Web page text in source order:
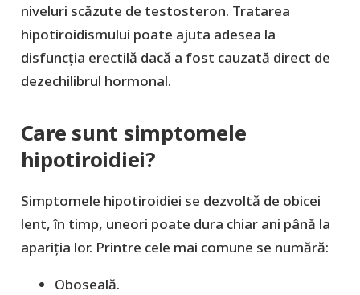
niveluri scăzute de testosteron. Tratarea
hipotiroidismului poate ajuta adesea la
disfuncția erectilă dacă a fost cauzată direct de
dezechilibrul hormonal.
Care sunt simptomele
hipotiroidiei?
Simptomele hipotiroidiei se dezvoltă de obicei
lent, în timp, uneori poate dura chiar ani până la
apariția lor. Printre cele mai comune se numără:
Oboseală.